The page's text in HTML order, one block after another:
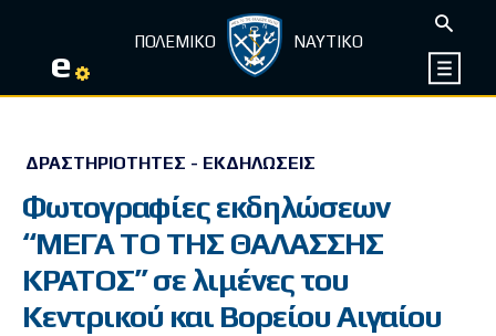
e ΠΟΛΕΜΙΚΟ ΝΑΥΤΙΚΟ
ΔΡΑΣΤΗΡΙΌΤΗΤΕΣ - ΕΚΔΗΛΏΣΕΙΣ
Φωτογραφίες εκδηλώσεων
“ΜΕΓΑ ΤΟ ΤΗΣ ΘΑΛΑΣΣΗΣ
ΚΡΑΤΟΣ” σε λιμένες του
Κεντρικού και Βορείου Αιγαίου